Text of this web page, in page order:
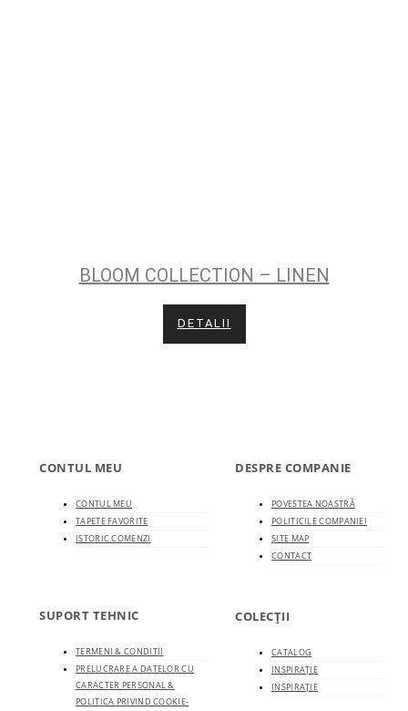
BLOOM COLLECTION – LINEN
DETALII
CONTUL MEU
CONTUL MEU
TAPETE FAVORITE
ISTORIC COMENZI
SUPORT TEHNIC
TERMENI & CONDITII
PRELUCRARE A DATELOR CU
CARACTER PERSONAL &
POLITICA PRIVIND COOKIE-
DESPRE COMPANIE
POVESTEA NOASTRĂ
POLITICILE COMPANIEI
SITE MAP
CONTACT
COLECȚII
CATALOG
INSPIRAȚIE
INSPIRAȚIE